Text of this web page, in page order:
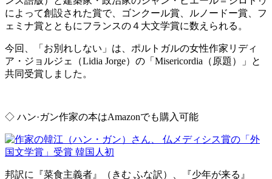
によって創設された賞で、ゴンクール賞、ルノードー賞、フ
ェミナ賞とともにフランスの４大文学賞に数えられる。
今回、「お別れしない」は、ポルトガルの女性作家リディ
ア・ジョルジェ（Lidia Jorge）の「Misericordia（原題）」と
共同受賞しました。
◇ ハン·ガン作家の本はAmazonでも購入可能
邦訳に『菜食主義者』（きむ ふな訳）、『少年が来る』